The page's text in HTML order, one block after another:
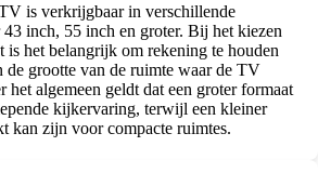
is verkrijgbaar in verschillende
inch, 55 inch en groter. Bij het kiezen
is het belangrijk om rekening te houden
de grootte van de ruimte waar de TV
het algemeen geldt dat een groter formaat
kijkervaring, terwijl een kleiner
kan zijn voor compacte ruimtes.